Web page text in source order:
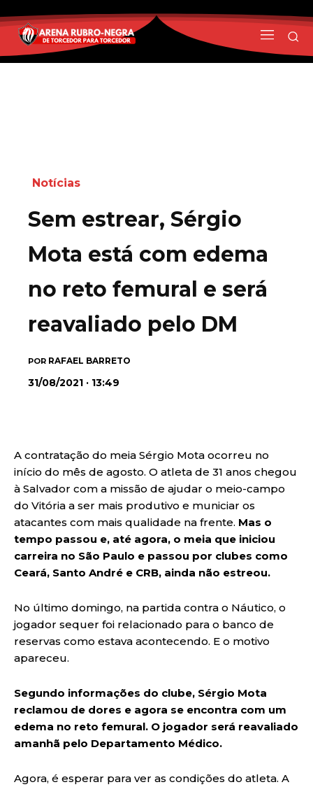
Notícias
Sem estrear, Sérgio
Mota está com edema
no reto femural e será
reavaliado pelo DM
POR RAFAEL BARRETO
31/08/2021 · 13:49
A contratação do meia Sérgio Mota ocorreu no
início do mês de agosto. O atleta de 31 anos chegou
à Salvador com a missão de ajudar o meio-campo
do Vitória a ser mais produtivo e municiar os
atacantes com mais qualidade na frente. Mas o
tempo passou e, até agora, o meia que iniciou
carreira no São Paulo e passou por clubes como
Ceará, Santo André e CRB, ainda não estreou.
No último domingo, na partida contra o Náutico, o
jogador sequer foi relacionado para o banco de
reservas como estava acontecendo. E o motivo
apareceu.
Segundo informações do clube, Sérgio Mota
reclamou de dores e agora se encontra com um
edema no reto femural. O jogador será reavaliado
amanhã pelo Departamento Médico.
Agora, é esperar para ver as condições do atleta. A